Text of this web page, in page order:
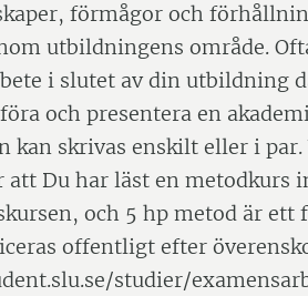
förmågor och
utbildningens område.
i slutet av din utbildning
och presentera en
kan skrivas enskilt eller i par.
att Du har läst en metodkurs
och 5 hp metod är ett
offentligt efter
studier/